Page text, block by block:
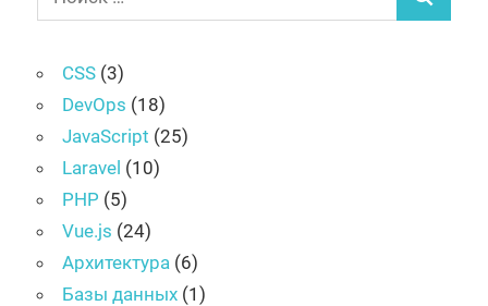
для:
Поиск
CSS (3)
DevOps (18)
JavaScript (25)
Laravel (10)
PHP (5)
Vue.js (24)
Архитектура (6)
Базы данных (1)